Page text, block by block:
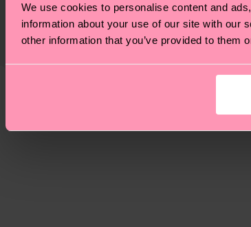
We use cookies to personalise content and
information about your use of our site with our
other information that you’ve provided to them
Weitere Informationen sowie Tipps und
Zielland der Bestellung ab und unsere
dass es sich hierbei um einen
Retoure? In unserem Hilfebereich im Artikel